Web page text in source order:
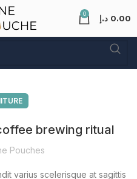
0 0.00 د.إ
brewing ritual
Pouches
varius scelerisque at sagittis